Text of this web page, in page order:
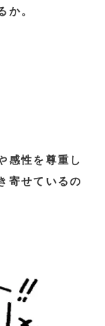
か。
感性を尊重し
寄せているの